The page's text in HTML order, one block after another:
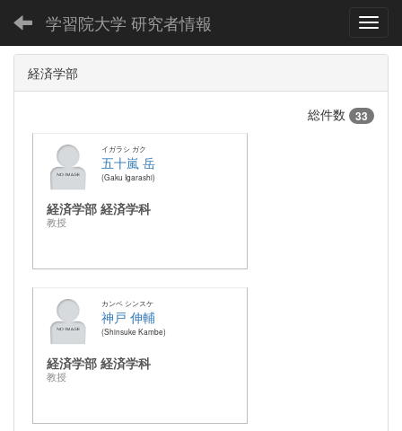
学習院大学 研究者情報
経済学部
総件数 33
イガラシ ガク
五十嵐 岳
Gaku Igarashi
経済学部 経済学科
教授
カンベ シンスケ
神戸 伸輔
Shinsuke Kambe
経済学部 経済学科
教授